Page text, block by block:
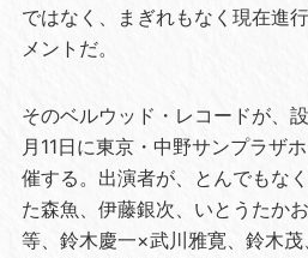
ではなく、まぎれもなく現在進
メントだ。
そのベルウッド・レコードが、
月11日に東京・中野サンプラザ
催する。出演者が、とんでもな
た森魚、伊藤銀次、いとうたか
等、鈴木慶一×武川雅寛、鈴木